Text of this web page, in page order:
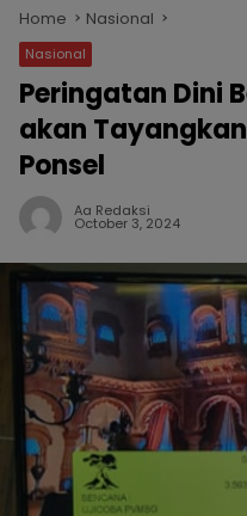
Home Nasional
Nasional
Peringatan Dini
akan
Ponsel
Aa Redaksi
October 3, 2024